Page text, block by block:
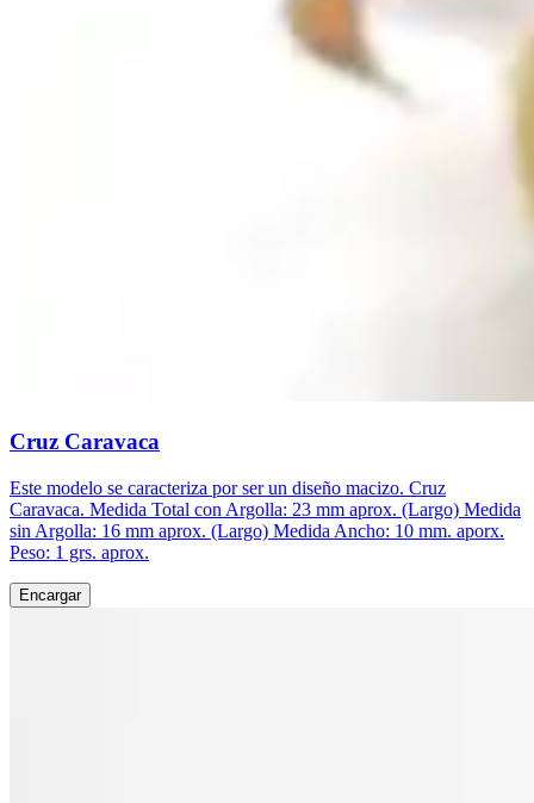
Cruz Caravaca
Este modelo se caracteriza por ser un diseño macizo. Cruz
Caravaca. Medida Total con Argolla: 23 mm aprox. (Largo) Medida
sin Argolla: 16 mm aprox. (Largo) Medida Ancho: 10 mm. aporx.
Peso: 1 grs. aprox.
Encargar